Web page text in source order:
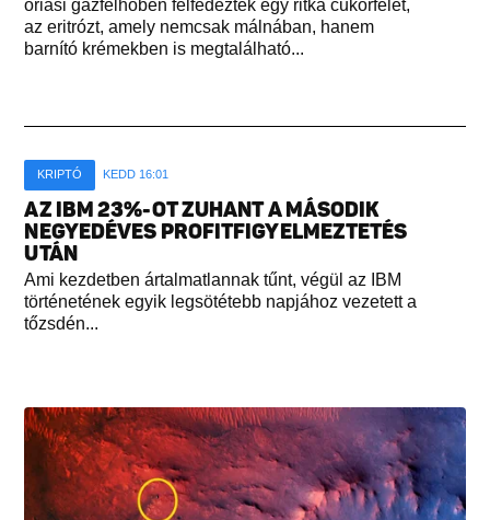
óriási gázfelhőben felfedeztek egy ritka cukorfélét,
az eritrózt, amely nemcsak málnában, hanem
barnító krémekben is megtalálható...
KRIPTÓ KEDD 16:01
AZ IBM 23%-OT ZUHANT A MÁSODIK
NEGYEDÉVES PROFITFIGYELMEZTETÉS
UTÁN
Ami kezdetben ártalmatlannak tűnt, végül az IBM
történetének egyik legsötétebb napjához vezetett a
tőzsdén...